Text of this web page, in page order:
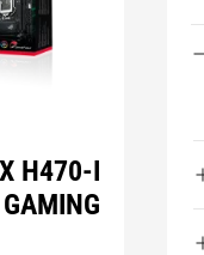
H470-I
GAMING